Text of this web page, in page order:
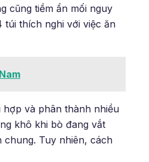
cũng tiềm ẩn mối nguy
túi thích nghi với việc ăn
và phân thành nhiều
khô khi bò đang vắt
Tuy nhiên, cách